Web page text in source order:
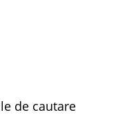
de cautare